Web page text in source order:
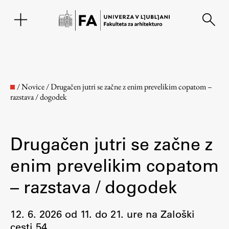
Fakulteta
O fakulteti
/Novice/Drugačen jutri se začne z enim prevelikim copatom –
razstava / dogodek
Drugačen jutri se začne z
enim prevelikim copatom
– razstava / dogodek
12. 6. 2026 od 11. do 21. ure na Zaloški